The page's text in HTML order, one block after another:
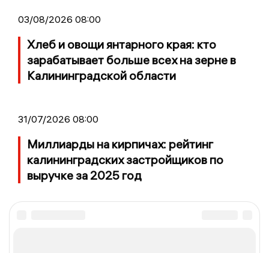
03/08/2026 08:00
Хлеб и овощи янтарного края: кто
зарабатывает больше всех на зерне в
Калининградской области
31/07/2026 08:00
Миллиарды на кирпичах: рейтинг
калининградских застройщиков по
выручке за 2025 год